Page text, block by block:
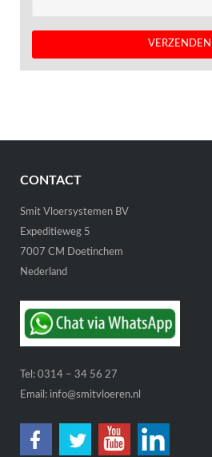
CONTACT
Smit Vloersystemen BV
Expeditieweg 5
7007 CM Doetinchem
Nederland
Tel: 0314 – 34 56 27
Email: info@smitvloeren.nl